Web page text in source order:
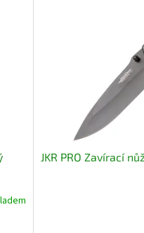
JKR PRO Zavírací